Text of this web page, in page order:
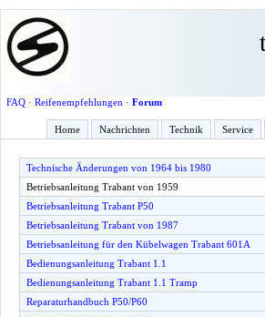
FAQ· Reifenempfehlungen · Forum
Home Nachrichten Technik Service
Technische Änderungen von 1964 bis 1980
Betriebsanleitung Trabant von 1959
Betriebsanleitung Trabant P50
Betriebsanleitung Trabant von 1987
Betriebsanleitung für den Kübelwagen Trabant 601A
Bedienungsanleitung Trabant 1.1
Bedienungsanleitung Trabant 1.1 Tramp
Reparaturhandbuch P50/P60